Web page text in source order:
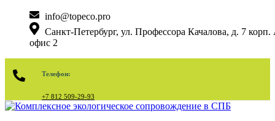
info@topeco.pro
Санкт-Петербург, ул. Профессора Качалова, д. 7 корп.
офис 2
Телефон:
+7 812 509-29-93